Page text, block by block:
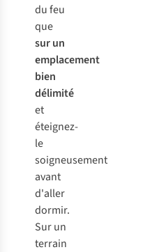
du feu
que
sur un
emplacement
bien
délimité
et
éteignez-
le
soigneusement
avant
d'aller
dormir.
Sur un
terrain